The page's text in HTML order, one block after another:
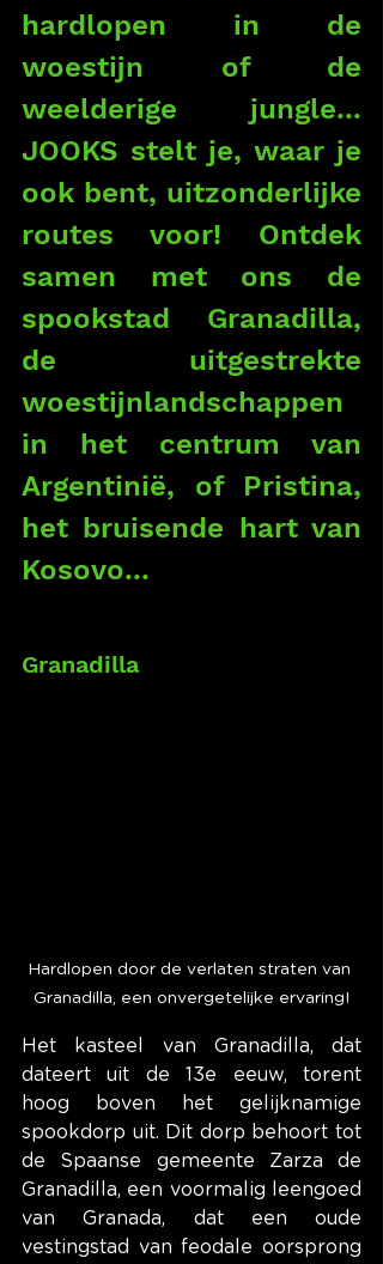
hardlopen in de
woestijn of de
weelderige jungle...
JOOKS stelt je, waar je
ook bent, uitzonderlijke
routes voor! Ontdek
samen met ons de
spookstad Granadilla,
de uitgestrekte
woestijnlandschappen
in het centrum van
Argentinië, of Pristina,
het bruisende hart van
Kosovo...
Granadilla
Hardlopen door de verlaten straten van
Granadilla, een onvergetelijke ervaring!
Het kasteel van Granadilla, dat
dateert uit de 13e eeuw, torent
hoog boven het gelijknamige
spookdorp uit. Dit dorp behoort tot
de Spaanse gemeente Zarza de
Granadilla, een voormalig leengoed
van Granada, dat een oude
vestingstad van feodale oorsprong